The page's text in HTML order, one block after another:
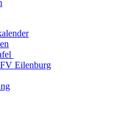
Eilenburg